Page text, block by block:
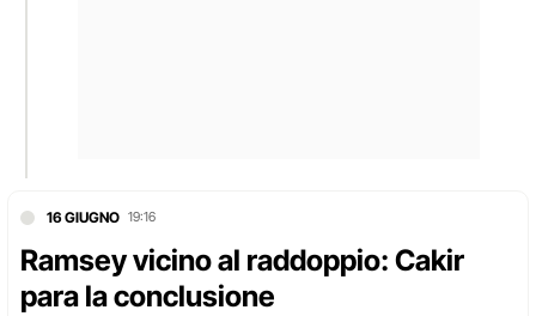
16 GIUGNO 19:16
Ramsey vicino al raddoppio: Cakir
para la conclusione